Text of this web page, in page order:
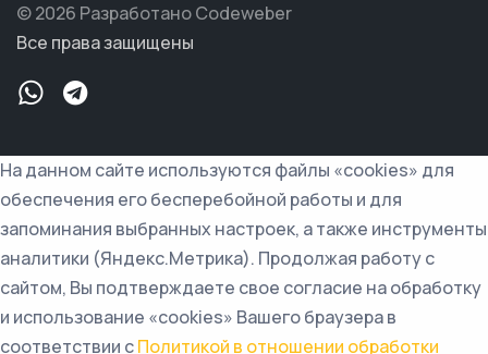
© 2026 Разработано Codeweber
Все права защищены
На данном сайте используются файлы «cookies» для
обеспечения его бесперебойной работы и для
запоминания выбранных настроек, а также инструменты
аналитики (Яндекс.Метрика). Продолжая работу с
сайтом, Вы подтверждаете свое согласие на обработку
и использование «cookies» Вашего браузера в
соответствии сПолитикой в отношении обработки